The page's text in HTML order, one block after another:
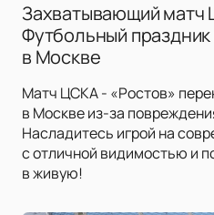
Захватывающий матч
Футбольный
в Москве
Матч ЦСКА - «Ростов»
в Москве из-за
Насладитесь игрой на
с отличной видимостью и
в живую!